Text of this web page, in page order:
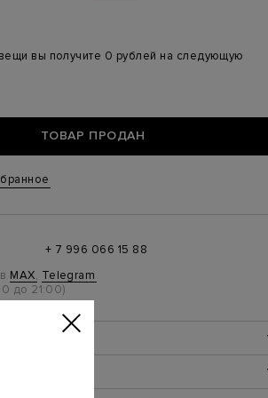
вы получите 0 рублей на следующую
ТОВАР ПРОДАН
+ 7 996 066 15 88
MAX, Telegram
до 21:00)
ИЗДЕЛИИ